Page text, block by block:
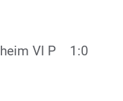
VI P 1:0